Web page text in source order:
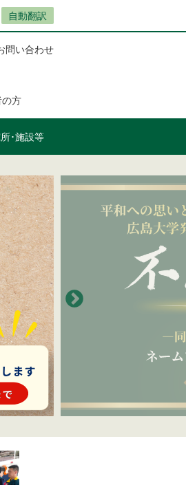
自動翻訳
問い合わせ
の方
･施設等
発祥の地に建立「不滅の学灯」